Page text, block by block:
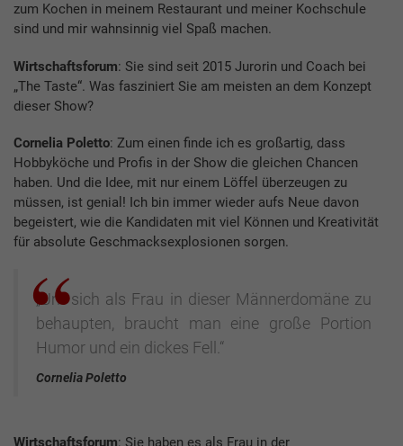
zum Kochen in meinem Restaurant und meiner Kochschule
sind und mir wahnsinnig viel Spaß machen.
Wirtschaftsforum: Sie sind seit 2015 Jurorin und Coach bei
„The Taste“. Was fasziniert Sie am meisten an dem Konzept
dieser Show?
Cornelia Poletto: Zum einen finde ich es großartig, dass
Hobbyköche und Profis in der Show die gleichen Chancen
haben. Und die Idee, mit nur einem Löffel überzeugen zu
müssen, ist genial! Ich bin immer wieder aufs Neue davon
begeistert, wie die Kandidaten mit viel Können und Kreativität
für absolute Geschmacksexplosionen sorgen.
„Um sich als Frau in dieser Männerdomäne zu
behaupten, braucht man eine große Portion
Humor und ein dickes Fell.“
Cornelia Poletto
Wirtschaftsforum: Sie haben es als Frau in der